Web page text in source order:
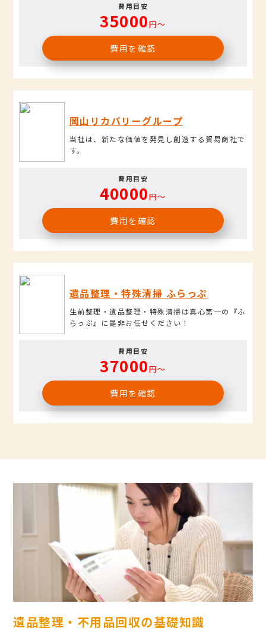
費用目安
35000円〜
費用を確認
岡山リカバリーグループ
当社は、新たな価値を発見し創造する貿易商社で
す。
費用目安
40000円〜
費用を確認
遺品整理・特殊清掃 ふらっぷ
生前整理・遺品整理・特殊清掃は真心第一の『ふ
らっぷ』に是非お任せください！
費用目安
37000円〜
費用を確認
遺品整理・不用品回収の基礎知識